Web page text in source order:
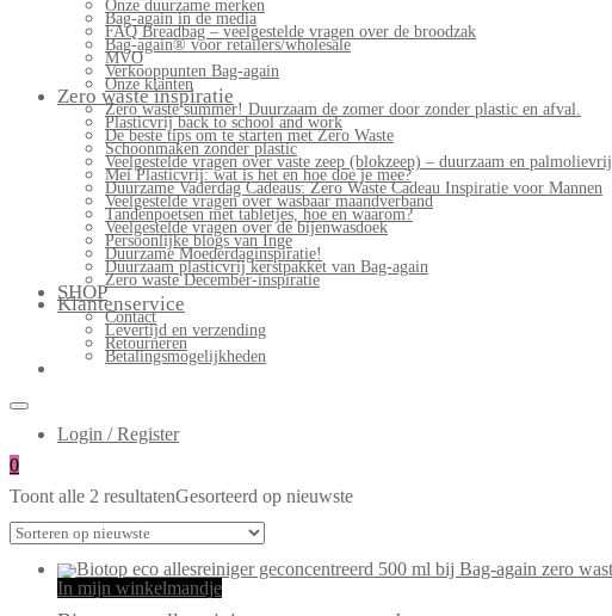
Onze duurzame merken
Bag-again in de media
FAQ Breadbag – veelgestelde vragen over de broodzak
Bag-again® voor retailers/wholesale
MVO
Verkooppunten Bag-again
Onze klanten
Zero waste inspiratie
Zero waste summer! Duurzaam de zomer door zonder plastic en afval.
Plasticvrij back to school and work
De beste tips om te starten met Zero Waste
Schoonmaken zonder plastic
Veelgestelde vragen over vaste zeep (blokzeep) – duurzaam en palmolievrij
Mei Plasticvrij: wat is het en hoe doe je mee?
Duurzame Vaderdag Cadeaus: Zero Waste Cadeau Inspiratie voor Mannen
Veelgestelde vragen over wasbaar maandverband
Tandenpoetsen met tabletjes, hoe en waarom?
Veelgestelde vragen over de bijenwasdoek
Persoonlijke blogs van Inge
Duurzame Moederdaginspiratie!
Duurzaam plasticvrij kerstpakket van Bag-again
Zero waste December-inspiratie
SHOP
Klantenservice
Contact
Levertijd en verzending
Retourneren
Betalingsmogelijkheden
Login / Register
0
Toont alle 2 resultatenGesorteerd op nieuwste
In mijn winkelmandje